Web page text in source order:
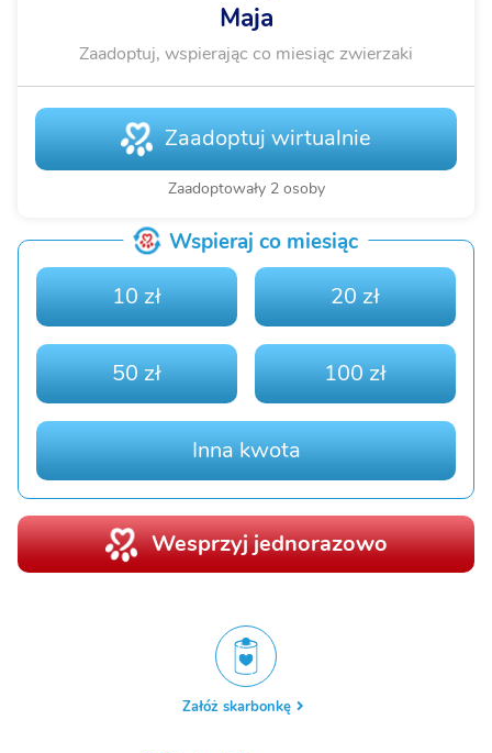
Maja
Zaadoptuj, wspierając co miesiąc zwierzaki
Zaadoptuj wirtualnie
Zaadoptowały 2 osoby
Wspieraj co miesiąc
10 zł 20 zł
50 zł 100 zł
Inna kwota
Wesprzyj jednorazowo
Załóż skarbonkę